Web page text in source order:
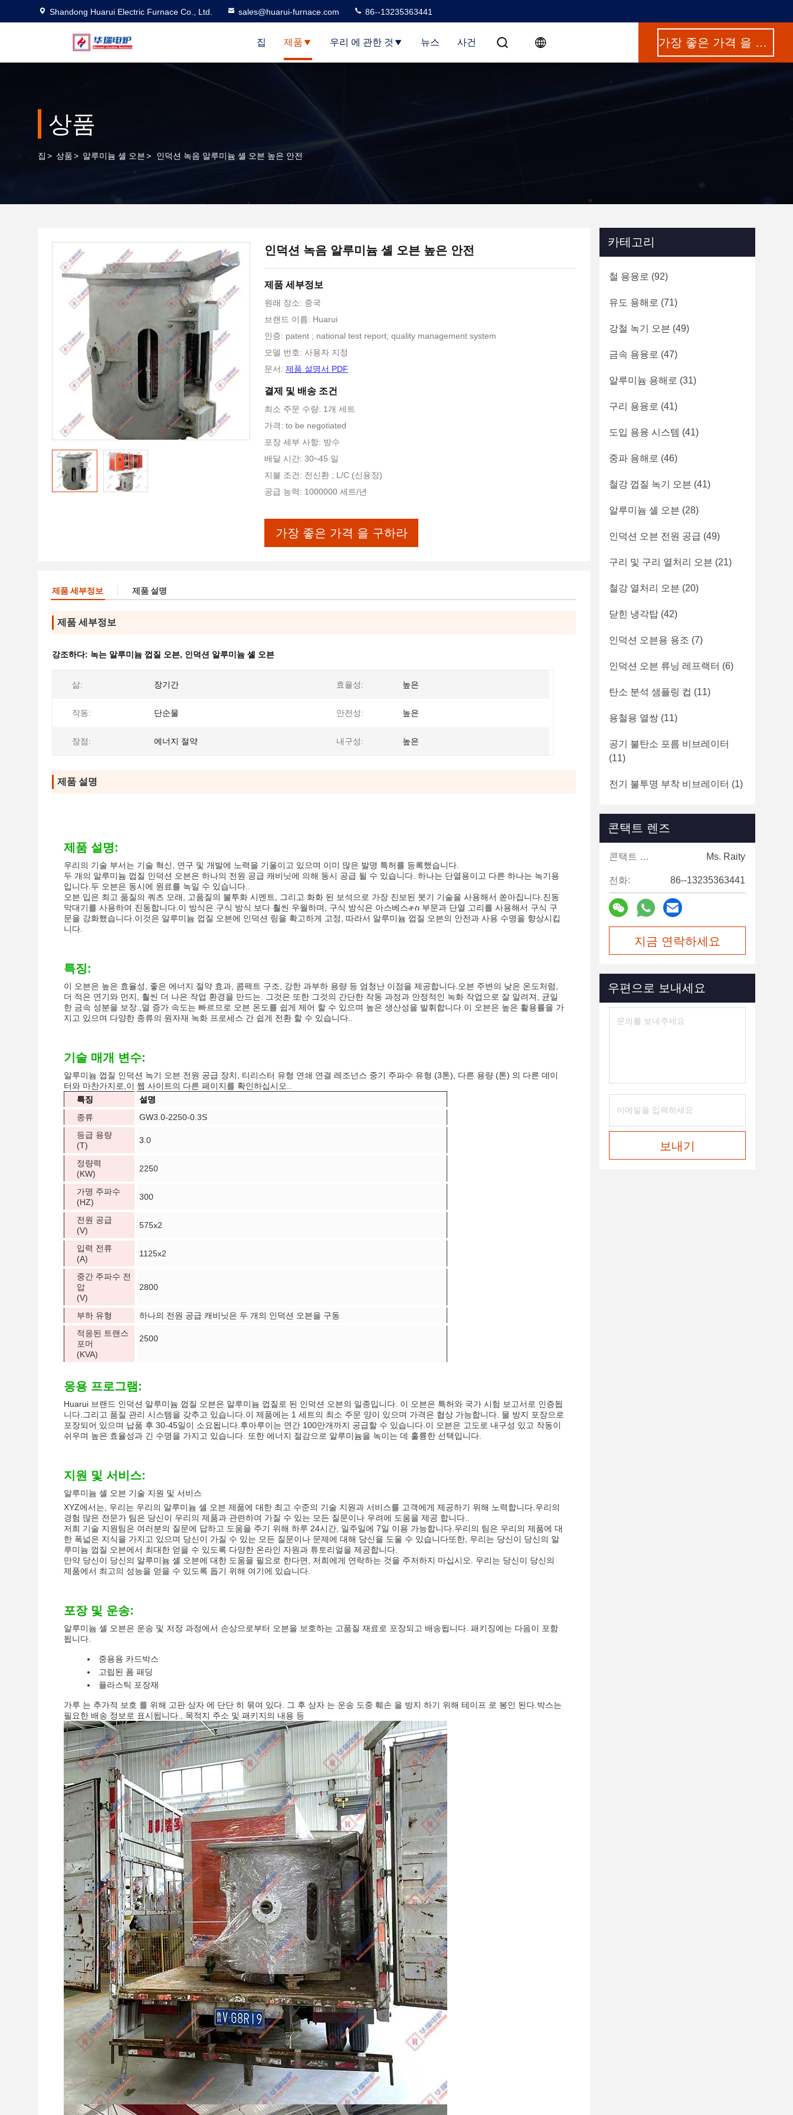
Shandong Huarui Electric Furnace Co., Ltd. sales@huarui-furnace.com 86--13235363441
집 제품 우리 에 관한 것 뉴스 사건 가장 좋은 가격 을 구하라
상품
집 > 상품> 알루미늄 셸 오븐> 인덕션 녹음 알루미늄 셸 오븐 높은 안전
인덕션 녹음 알루미늄 셸 오븐 높은 안전
제품 세부정보
원래 장소: 중국
브랜드 이름: Huarui
인증: patent ; national test report; quality management system
모델 번호: 사용자 지정
문서: 제품 설명서 PDF
결제 및 배송 조건
최소 주문 수량: 1개 세트
가격: to be negotiated
포장 세부 사항: 방수
배달 시간: 30~45 일
지불 조건: 전신환 ; L/C (신용장)
공급 능력: 1000000 세트/년
가장 좋은 가격 을 구하라
제품 세부정보 제품 설명
제품 세부정보
강조하다: 녹는 알루미늄 껍질 오븐, 인덕션 알루미늄 셸 오븐
삶: 장기간 효율성: 높은
작동: 단순물 안전성: 높은
장점: 에너지 절약 내구성: 높은
제품 설명
제품 설명:
우리의 기술 부서는 기술 혁신, 연구 및 개발에 노력을 기울이고 있으며 이미 많은 발명 특허를 등록했습니다.
두 개의 알루미늄 껍질 인덕션 오븐은 하나의 전원 공급 캐비닛에 의해 동시 공급 될 수 있습니다. 하나는 단열용이고 다른 하나는 녹기용
입니다.두 오븐은 동시에 원료를 녹일 수 있습니다..
오븐 입은 최고 품질의 쿼츠 모래, 고품질의 불투화 시멘트, 그리고 화화 된 보석으로 가장 진보된 붓기 기술을 사용해서 쏟아집니다.진동
막대기를 사용하여 진동합니다.이 방식은 구식 방식 보다 훨씬 우월하며, 구식 방식은 아스베스ቶስ 부문과 단열 고리를 사용해서 구식 구
문을 강화했습니다.이것은 알루미늄 껍질 오븐에 인덕션 링을 확고하게 고정, 따라서 알루미늄 껍질 오븐의 안전과 사용 수명을 향상시킵
니다.
특징:
이 오븐은 높은 효율성, 좋은 에너지 절약 효과, 콤팩트 구조, 강한 과부하 용량 등 엄청난 이점을 제공합니다.오븐 주변의 낮은 온도처럼,
더 적은 연기와 먼지, 훨씬 더 나은 작업 환경을 만드는. 그것은 또한 그것의 간단한 작동 과정과 안정적인 녹화 작업으로 잘 알려져, 균일
한 금속 성분을 보장.,열 증가 속도는 빠르므로 오븐 온도를 쉽게 제어 할 수 있으며 높은 생산성을 발휘합니다.이 오븐은 높은 활용률을 가
지고 있으며 다양한 종류의 원자재 녹화 프로세스 간 쉽게 전환 할 수 있습니다..
기술 매개 변수:
알루미늄 껍질 인덕션 녹기 오븐 전원 공급 장치, 티리스터 유형 연쇄 연결 레조넌스 중기 주파수 유형 (3톤), 다른 용량 (톤) 의 다른 데이
터와 마찬가지로,이 웹 사이트의 다른 페이지를 확인하십시오..
특징
설명
종류
GW3.0-2250-0.3S
등급 용량
(T)
3.0
정량력
(KW)
2250
가명 주파수
(HZ)
300
전원 공급
(V)
575x2
입력 전류
(A)
1125x2
중간 주파수 전
압
(V)
2800
부하 유형
하나의 전원 공급 캐비닛은 두 개의 인덕션 오븐을 구동
적응된 트랜스
포머
(KVA)
2500
응용 프로그램:
Huarui 브랜드 인덕션 알루미늄 껍질 오븐은 알루미늄 껍질로 된 인덕션 오븐의 일종입니다. 이 오븐은 특허와 국가 시험 보고서로 인증됩
니다.그리고 품질 관리 시스템을 갖추고 있습니다.이 제품에는 1 세트의 최소 주문 양이 있으며 가격은 협상 가능합니다. 물 방지 포장으로
포장되어 있으며 납품 후 30-45일이 소요됩니다.후아루이는 연간 100만개까지 공급할 수 있습니다.이 오븐은 고도로 내구성 있고 작동이
쉬우며 높은 효율성과 긴 수명을 가지고 있습니다. 또한 에너지 절감으로 알루미늄을 녹이는 데 훌륭한 선택입니다.
지원 및 서비스:
알루미늄 셸 오븐 기술 지원 및 서비스
XYZ에서는, 우리는 우리의 알루미늄 셸 오븐 제품에 대한 최고 수준의 기술 지원과 서비스를 고객에게 제공하기 위해 노력합니다.우리의
경험 많은 전문가 팀은 당신이 우리의 제품과 관련하여 가질 수 있는 모든 질문이나 우려에 도움을 제공 합니다..
저희 기술 지원팀은 여러분의 질문에 답하고 도움을 주기 위해 하루 24시간, 일주일에 7일 이용 가능합니다.우리의 팀은 우리의 제품에 대
한 폭넓은 지식을 가지고 있으며 당신이 가질 수 있는 모든 질문이나 문제에 대해 당신을 도울 수 있습니다또한, 우리는 당신이 당신의 알
루미늄 껍질 오븐에서 최대한 얻을 수 있도록 다양한 온라인 자원과 튜토리얼을 제공합니다.
만약 당신이 당신의 알루미늄 셸 오븐에 대한 도움을 필요로 한다면, 저희에게 연락하는 것을 주저하지 마십시오. 우리는 당신이 당신의
제품에서 최고의 성능을 얻을 수 있도록 돕기 위해 여기에 있습니다.
포장 및 운송:
알루미늄 셸 오븐은 운송 및 저장 과정에서 손상으로부터 오븐을 보호하는 고품질 재료로 포장되고 배송됩니다. 패키징에는 다음이 포함
됩니다.
중용용 카드박스
고립된 폼 패딩
플라스틱 포장재
가루 는 추가적 보호 를 위해 고판 상자 에 단단 히 묶여 있다. 그 후 상자 는 운송 도중 훼손 을 방지 하기 위해 테이프 로 봉인 된다.박스는
필요한 배송 정보로 표시됩니다., 목적지 주소 및 패키지의 내용 등
카테고리
철 용융로 (92)
유도 용해로 (71)
강철 녹기 오븐 (49)
금속 용융로 (47)
알루미늄 용해로 (31)
구리 용융로 (41)
도입 용융 시스템 (41)
중파 용해로 (46)
철강 껍질 녹기 오븐 (41)
알루미늄 셸 오븐 (28)
인덕션 오븐 전원 공급 (49)
구리 및 구리 열처리 오븐 (21)
철강 열처리 오븐 (20)
닫힌 냉각탑 (42)
인덕션 오븐용 용조 (7)
인덕션 오븐 류닝 레프랙터 (6)
탄소 분석 샘플링 컵 (11)
용철용 열쌍 (11)
공기 불탄소 포름 비브레이터
(11)
전기 불투명 부착 비브레이터 (1)
콘택트 렌즈
콘택트 렌즈: Ms. Raity
전화: 86--13235363441
지금 연락하세요
우편으로 보내세요
보내기